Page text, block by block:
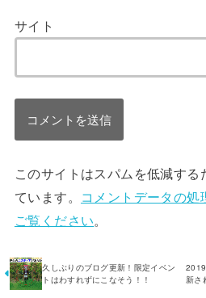
サイト
このサイトはスパムを低減す
ています。 コメントデータの
ご覧ください。
久しぶりのブログ更新！限定イベン
トはわすれずにこなそう！！
新さ